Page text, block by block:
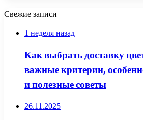
Свежие записи
1 неделя назад
Как выбрать доставку
важные критерии,
и полезные советы
26.11.2025